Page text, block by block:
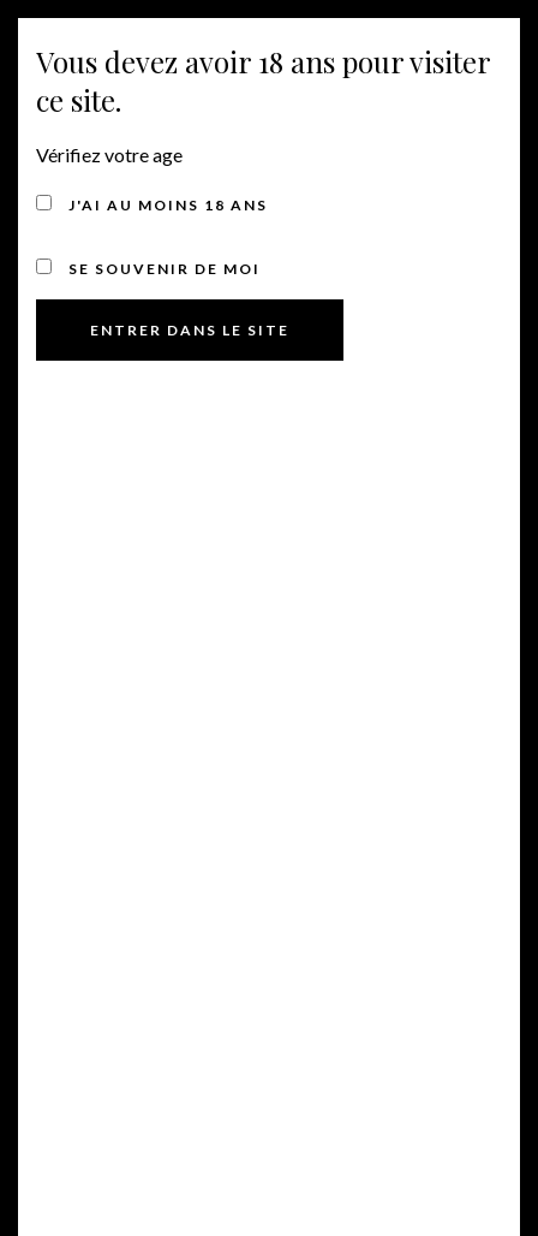
MENU
Vous devez avoir 18 ans pour visiter
ce site.
Vérifiez votre age
J'AI AU MOINS 18 ANS
SE SOUVENIR DE MOI